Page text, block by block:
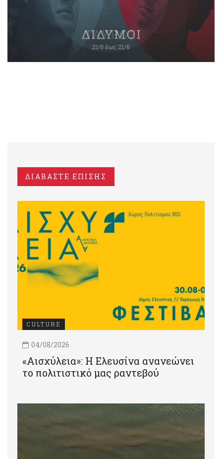
ΔΙΑΒΑΣΤΕ ΕΠΙΣΗΣ
CULTURE
04/08/2026
«Αισχύλεια»: Η Ελευσίνα ανανεώνει
το πολιτιστικό μας ραντεβού